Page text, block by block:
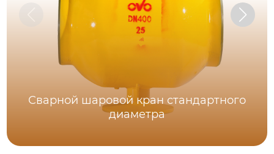
Сварной шаровой кран стандартного
диаметра